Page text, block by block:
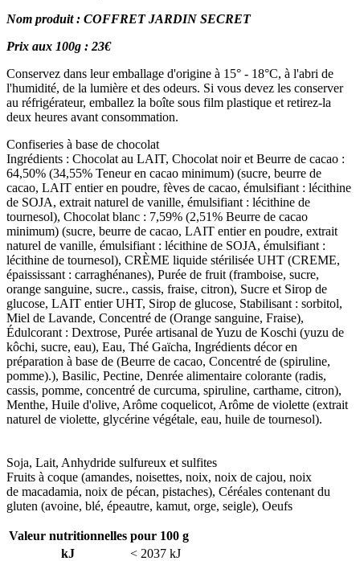
Nom produit : COFFRET JARDIN SECRET
Prix aux 100g : 23€
Conservez dans leur emballage d'origine à 15° - 18°C, à l'abri de
l'humidité, de la lumière et des odeurs. Si vous devez les conserver
au réfrigérateur, emballez la boîte sous film plastique et retirez-la
deux heures avant consommation.
Confiseries à base de chocolat
Ingrédients : Chocolat au LAIT, Chocolat noir et Beurre de cacao :
64,50% (34,55% Teneur en cacao minimum) (sucre, beurre de
cacao, LAIT entier en poudre, fèves de cacao, émulsifiant : lécithine
de SOJA, extrait naturel de vanille, émulsifiant : lécithine de
tournesol), Chocolat blanc : 7,59% (2,51% Beurre de cacao
minimum) (sucre, beurre de cacao, LAIT entier en poudre, extrait
naturel de vanille, émulsifiant : lécithine de SOJA, émulsifiant :
lécithine de tournesol), CRÈME liquide stérilisée UHT (CREME,
épaississant : carraghénanes), Purée de fruit (framboise, sucre,
orange sanguine, sucre., cassis, fraise, citron), Sucre et Sirop de
glucose, LAIT entier UHT, Sirop de glucose, Stabilisant : sorbitol,
Miel de Lavande, Concentré de (Orange sanguine, Fraise),
Édulcorant : Dextrose, Purée artisanal de Yuzu de Koschi (yuzu de
kôchi, sucre, eau), Eau, Thé Gaïcha, Ingrédients décor en
préparation à base de (Beurre de cacao, Concentré de (spiruline,
pomme).), Basilic, Pectine, Denrée alimentaire colorante (radis,
cassis, pomme, concentré de curcuma, spiruline, carthame, citron),
Menthe, Huile d'olive, Arôme coquelicot, Arôme de violette (extrait
naturel de violette, glycérine végétale, eau, huile de tournesol).
Soja, Lait, Anhydride sulfureux et sulfites
Fruits à coque (amandes, noisettes, noix, noix de cajou, noix
de macadamia, noix de pécan, pistaches), Céréales contenant du
gluten (avoine, blé, épeautre, kamut, orge, seigle), Oeufs
Valeur nutritionnelles pour 100 g
kJ
< 2037 kJ